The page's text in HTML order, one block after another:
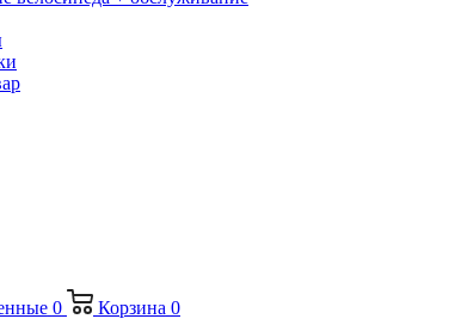
0 Корзина 0